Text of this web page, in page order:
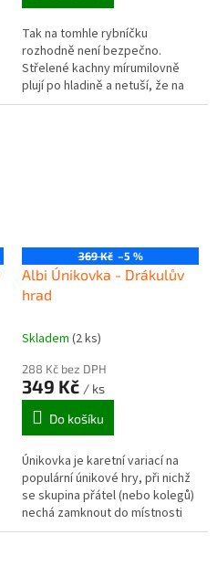
Tak na tomhle rybníčku
rozhodně není bezpečno.
Střelené kachny mírumilovně
plují po hladině a netuší, že na
ně čeká parta střelených
369 Kč –5 %
Albi Únikovka - Drákulův
hrad
Skladem (2 ks)
288 Kč bez DPH
349 Kč / ks
Do košíku
Únikovka je karetní variací na
populární únikové hry, při nichž
se skupina přátel (nebo kolegů)
nechá zamknout do místnosti
plné rébusů a snaží se z ní v